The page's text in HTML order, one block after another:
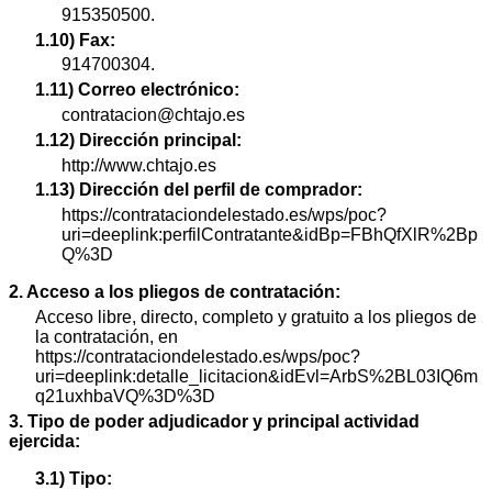
915350500.
1.10) Fax:
914700304.
1.11) Correo electrónico:
contratacion@chtajo.es
1.12) Dirección principal:
http://www.chtajo.es
1.13) Dirección del perfil de comprador:
https://contrataciondelestado.es/wps/poc?
uri=deeplink:perfilContratante&idBp=FBhQfXlR%2Bp
Q%3D
2. Acceso a los pliegos de contratación:
Acceso libre, directo, completo y gratuito a los pliegos de
la contratación, en
https://contrataciondelestado.es/wps/poc?
uri=deeplink:detalle_licitacion&idEvl=ArbS%2BL03IQ6m
q21uxhbaVQ%3D%3D
3. Tipo de poder adjudicador y principal actividad
ejercida:
3.1) Tipo: